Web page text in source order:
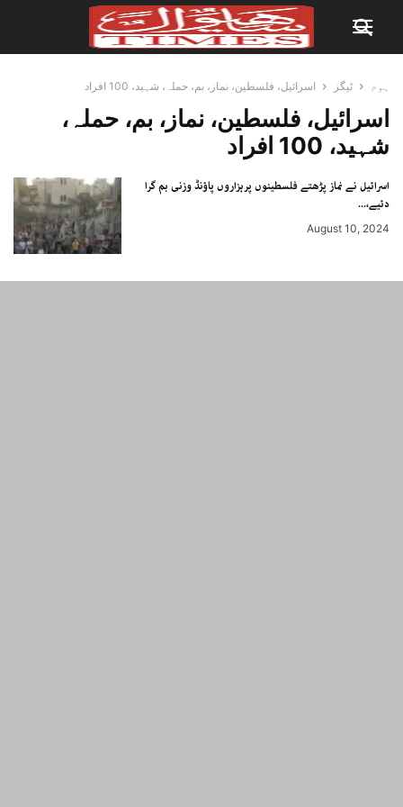
ہوم ٹیگز اسرائیل، فلسطین، نماز، بم، حملہ، شہید، 100 افراد
اسرائیل، فلسطین، نماز، بم، حملہ،
شہید، 100 افراد
اسرائیل نے نماز پڑھتے فلسطینوں پرہزاروں پاؤنڈ وزنی بم گرا
دئیے،...
August 10, 2024